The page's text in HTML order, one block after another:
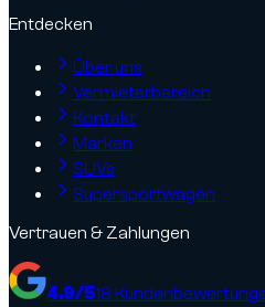
Entdecken
Über uns
Vermieterbereich
Kontakt
Marken
SUVs
Supersportwagen
Vertrauen & Zahlungen
4.9/518